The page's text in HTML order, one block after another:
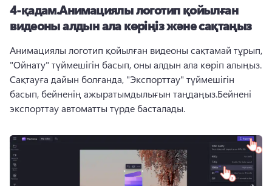
4-қадам.Анимациялы логотип қойылған
видеоны алдын ала көріңіз және сақтаңыз
Анимациялы логотип қойылған видеоны сақтамай тұрып,
Сақтауға дайын болғанда, "Экспорттау" түймешігін
басып, бейненің ажыратымдылығын таңдаңыз.Бейнені
экспорттау автоматты түрде басталады.